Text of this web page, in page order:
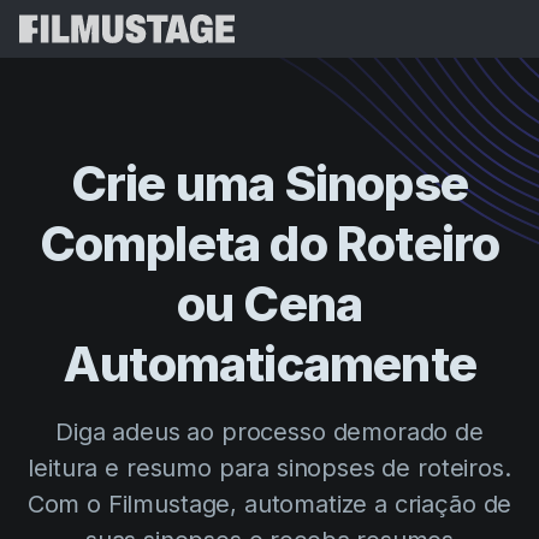
Storyboards & Shot Lists
Shooting Schedules
Script Analysis
Script Sides
Ordens do Dia
Preços
Blog
Cinemagic
Customer Stories
Directing
Distribution
Programa de Indicação
Webinars e Eventos
Modelos
Guias
Buscar
Crie uma Sinopse
Completa do Roteiro
ou Cena
Automaticamente
Diga adeus ao processo demorado de
leitura e resumo para sinopses de roteiros.
Com o Filmustage, automatize a criação de